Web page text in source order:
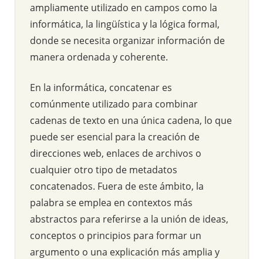
ampliamente utilizado en campos como la
informática, la lingüística y la lógica formal,
donde se necesita organizar información de
manera ordenada y coherente.
En la informática, concatenar es
comúnmente utilizado para combinar
cadenas de texto en una única cadena, lo que
puede ser esencial para la creación de
direcciones web, enlaces de archivos o
cualquier otro tipo de metadatos
concatenados. Fuera de este ámbito, la
palabra se emplea en contextos más
abstractos para referirse a la unión de ideas,
conceptos o principios para formar un
argumento o una explicación más amplia y